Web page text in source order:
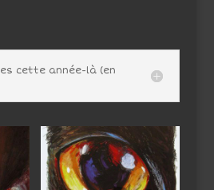
cette année-là (en